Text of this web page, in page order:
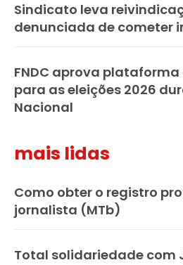
Sindicato leva
denunciada de cometer
FNDC aprova
para as eleições 2026
Nacional
mais lidas
Como obter o registro
jornalista (MTb)
Total solidariedade com